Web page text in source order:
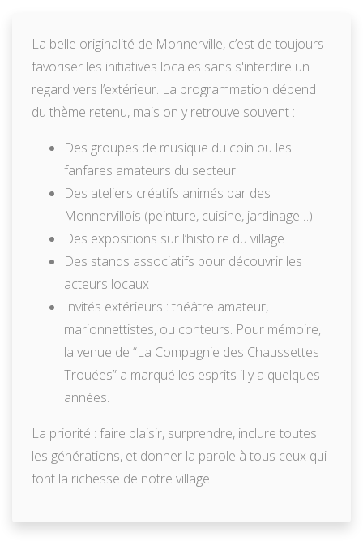
La belle originalité de Monnerville, c’est de toujours
favoriser les initiatives locales sans s'interdire un
regard vers l’extérieur. La programmation dépend
du thème retenu, mais on y retrouve souvent :
Des groupes de musique du coin ou les
fanfares amateurs du secteur
Des ateliers créatifs animés par des
Monnervillois (peinture, cuisine, jardinage…)
Des expositions sur l’histoire du village
Des stands associatifs pour découvrir les
acteurs locaux
Invités extérieurs : théâtre amateur,
marionnettistes, ou conteurs. Pour mémoire,
la venue de “La Compagnie des Chaussettes
Trouées” a marqué les esprits il y a quelques
années.
La priorité : faire plaisir, surprendre, inclure toutes
les générations, et donner la parole à tous ceux qui
font la richesse de notre village.